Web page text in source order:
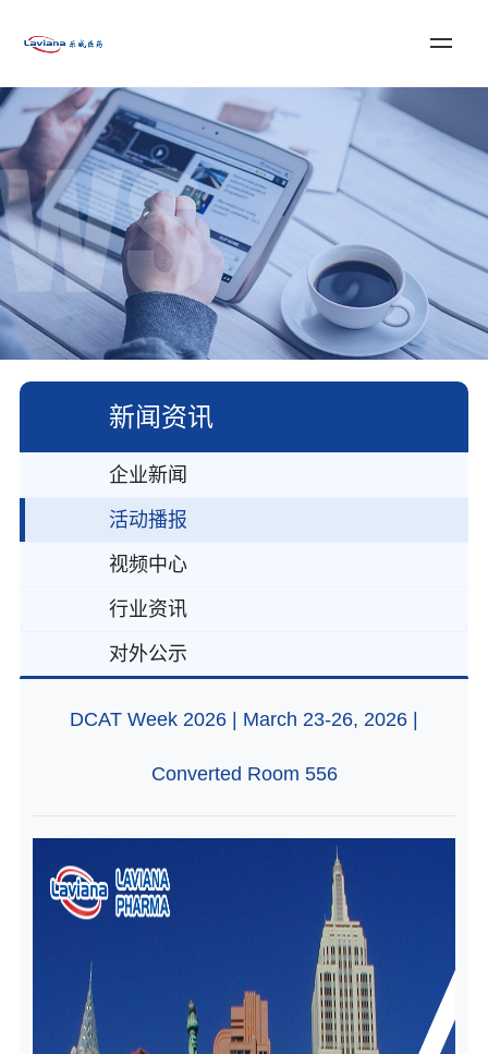
登录 注册 English
首页
关于乐威
服务与解决方案
新闻资讯
加入我们
联系我们
新闻资讯
企业新闻
活动播报
视频中心
行业资讯
对外公示
DCAT Week 2026 | March 23-26, 2026 |
Converted Room 556